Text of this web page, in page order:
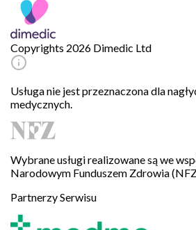
Copyrights 2026 Dimedic Ltd
Usługa nie jest przeznaczona dla
medycznych.
Wybrane usługi realizowane są we
Narodowym Funduszem Zdrowia
Partnerzy Serwisu